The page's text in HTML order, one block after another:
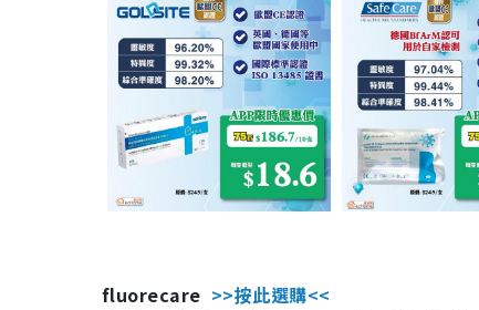
fluorecare >>按此選購<<